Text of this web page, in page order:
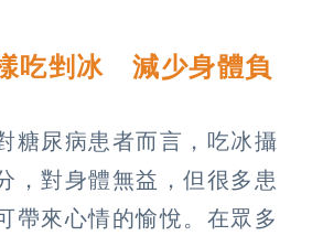
吃剉冰 減少身體負
糖尿病患者而言，吃冰攝
，對身體無益，但很多患
帶來心情的愉悅。在眾多